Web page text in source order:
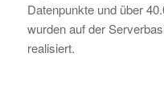
Datenpunkte und über
wurden auf der
realisiert.